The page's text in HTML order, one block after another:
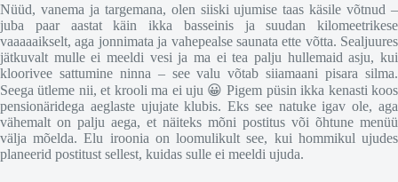
Nüüd, vanema ja targemana, olen siiski ujumise taas käsile võtnud –
juba paar aastat käin ikka basseinis ja suudan kilomeetrikese
vaaaaaikselt, aga jonnimata ja vahepealse saunata ette võtta. Sealjuures
jätkuvalt mulle ei meeldi vesi ja ma ei tea palju hullemaid asju, kui
kloorivee sattumine ninna – see valu võtab siiamaani pisara silma.
Seega ütleme nii, et krooli ma ei uju 😀 Pigem püsin ikka kenasti koos
pensionäridega aeglaste ujujate klubis. Eks see natuke igav ole, aga
vähemalt on palju aega, et näiteks mõni postitus või õhtune menüü
välja mõelda. Elu iroonia on loomulikult see, kui hommikul ujudes
planeerid postitust sellest, kuidas sulle ei meeldi ujuda.